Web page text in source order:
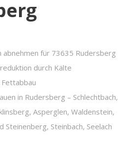
abnehmen für 73635 Rudersberg
durch Kälte
in Rudersberg – Schlechtbach,
Asperglen, Waldenstein,
Steinenberg, Steinbach, Seelach